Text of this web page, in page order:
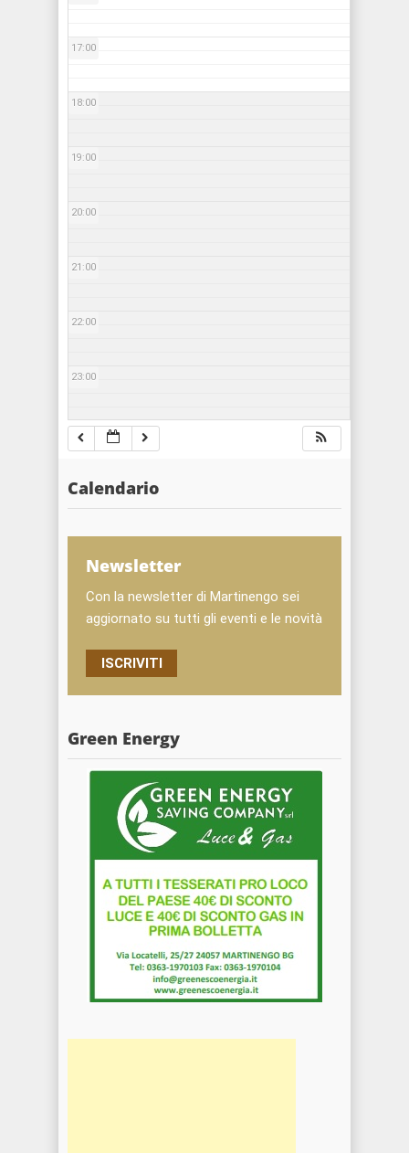
17:00
18:00
19:00
20:00
21:00
22:00
23:00
Calendario
Newsletter
Con la newsletter di Martinengo sei
aggiornato su tutti gli eventi e le novità
ISCRIVITI
Green Energy